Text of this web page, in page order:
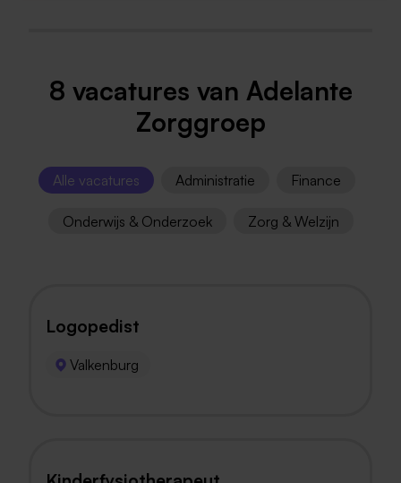
8 vacatures van Adelante
Zorggroep
Alle vacatures Administratie Finance
Onderwijs & Onderzoek Zorg & Welzijn
Logopedist
Valkenburg